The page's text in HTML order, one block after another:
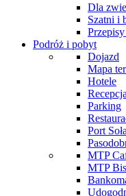
Dla
Szatni i
Podróż i pobyt
Dojazd
Mapa
Hotele
Parking
Port
MTP
MTP